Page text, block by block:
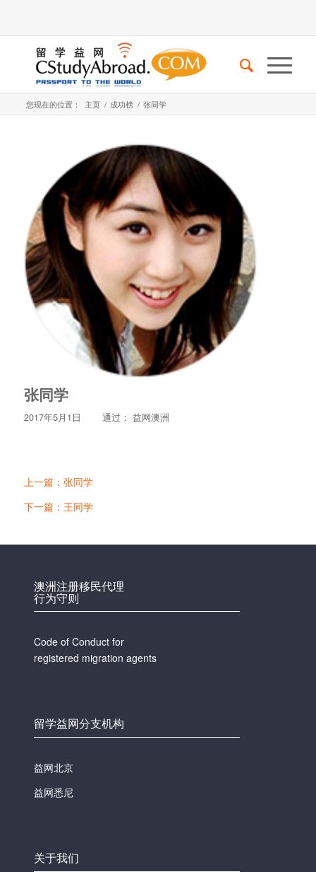
您现在的位置： 主页 / 成功榜 / 张同学
张同学
2017年5月1日 通过： 益网澳洲
上一篇：张同学
下一篇：王同学
澳洲注册移民代理
行为守则
Code of Conduct for
registered migration agents
留学益网分支机构
益网北京
益网悉尼
关于我们